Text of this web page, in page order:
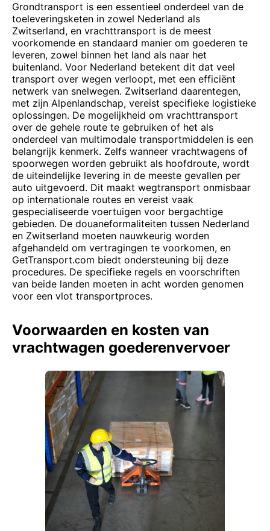
Grondtransport is een essentieel onderdeel van de
toeleveringsketen in zowel Nederland als
Zwitserland, en vrachttransport is de meest
voorkomende en standaard manier om goederen te
leveren, zowel binnen het land als naar het
buitenland. Voor Nederland betekent dit dat veel
transport over wegen verloopt, met een efficiënt
netwerk van snelwegen. Zwitserland daarentegen,
met zijn Alpenlandschap, vereist specifieke logistieke
oplossingen. De mogelijkheid om vrachttransport
over de gehele route te gebruiken of het als
onderdeel van multimodale transportmiddelen is een
belangrijk kenmerk. Zelfs wanneer vrachtwagens of
spoorwegen worden gebruikt als hoofdroute, wordt
de uiteindelijke levering in de meeste gevallen per
auto uitgevoerd. Dit maakt wegtransport onmisbaar
op internationale routes en vereist vaak
gespecialiseerde voertuigen voor bergachtige
gebieden. De douaneformaliteiten tussen Nederland
en Zwitserland moeten nauwkeurig worden
afgehandeld om vertragingen te voorkomen, en
GetTransport.com biedt ondersteuning bij deze
procedures. De specifieke regels en voorschriften
van beide landen moeten in acht worden genomen
voor een vlot transportproces.
Voorwaarden en kosten van
vrachtwagen goederenvervoer